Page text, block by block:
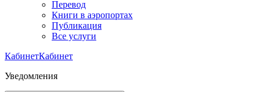
Перевод
Книги в аэропортах
Публикация
Все услуги
КабинетКабинет
Уведомления